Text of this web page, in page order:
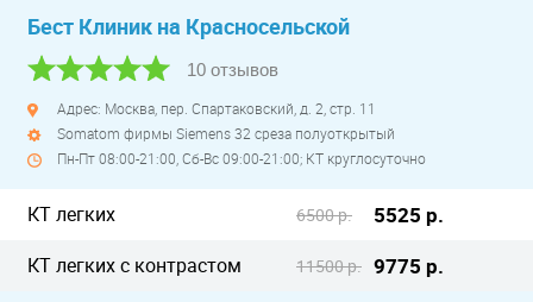
Бест Клиник на Красносельской
10 отзывов
Адрес: Москва, пер. Спартаковский, д. 2, стр. 11
Somatom фирмы Siemens 32 среза полуоткрытый
Пн-Пт 08:00-21:00, Сб-Вс 09:00-21:00; КТ круглосуточно
КТ легких 6500 р. 5525 р.
КТ легких с контрастом 11500 р. 9775 р.